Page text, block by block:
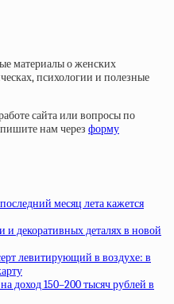
материалы о женских
психологии и полезные
сайта или вопросы по
нам через форму
месяц лета кажется
декоративных деталях в новой
левитирующий в воздухе: в
доход 150–200 тысяч рублей в